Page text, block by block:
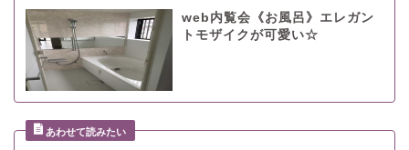
web内覧会《お風呂》エレガン
トモザイクが可愛い☆